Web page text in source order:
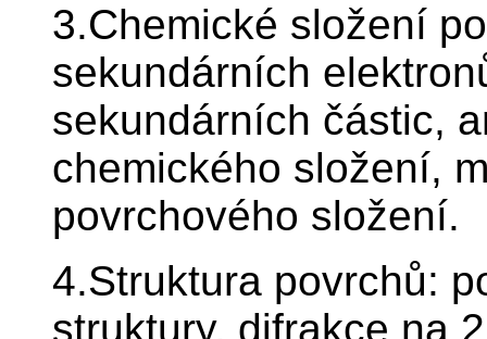
3.Chemické složení
sekundárních
sekundárních částic,
chemického složení,
povrchového složení.
4.Struktura povrchů:
struktury, difrakce na